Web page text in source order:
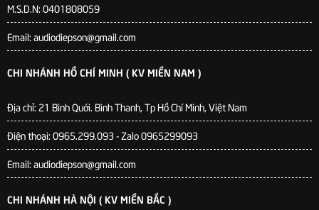
M.S.D.N: 0401808059
Email: audiodiepson@gmail.com
CHI NHÁNH HỒ CHÍ MINH ( KV MIỀN NAM )
Địa chỉ: 21 Bình Quới. Bình Thanh, Tp Hồ Chí Minh, Việt Nam
Điện thoại: 0965.299.093 - Zalo 0965299093
Email: audiodiepson@gmail.com
CHI NHÁNH HÀ NỘI ( KV MIỀN BẮC )